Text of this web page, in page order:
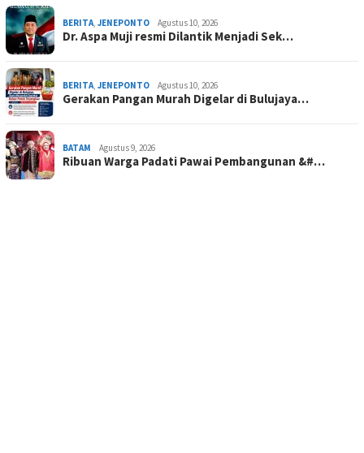
BERITA, JENEPONTO Agustus 10, 2026
Dr. Aspa Muji resmi Dilantik Menjadi Sek…
BERITA, JENEPONTO Agustus 10, 2026
Gerakan Pangan Murah Digelar di Bulujaya…
BATAM Agustus 9, 2026
Ribuan Warga Padati Pawai Pembangunan &#…